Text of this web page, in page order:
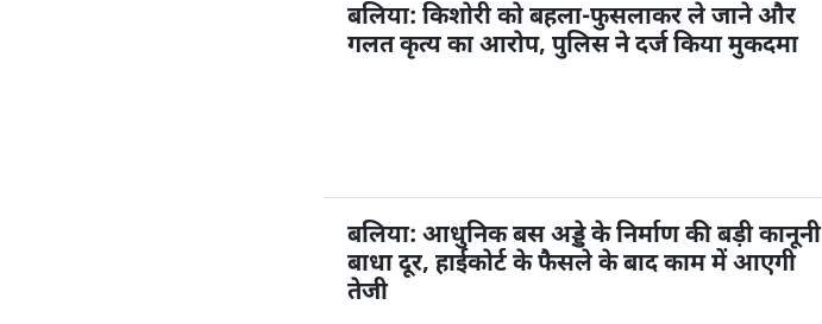
बलिया: किशोरी को बहला-फुसलाकर ले जाने और
गलत कृत्य का आरोप, पुलिस ने दर्ज किया मुकदमा
बलिया: आधुनिक बस अड्डे के निर्माण की बड़ी कानूनी
बाधा दूर, हाईकोर्ट के फैसले के बाद काम में आएगी
तेजी